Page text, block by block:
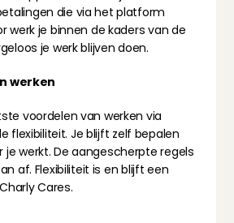
die via het platform
werk je binnen de kaders van de
je werk blijven doen.
werken
voordelen van werken via
flexibiliteit. Je blijft zelf bepalen
je werkt. De aangescherpte regels
af. Flexibiliteit is en blijft een
Cares.